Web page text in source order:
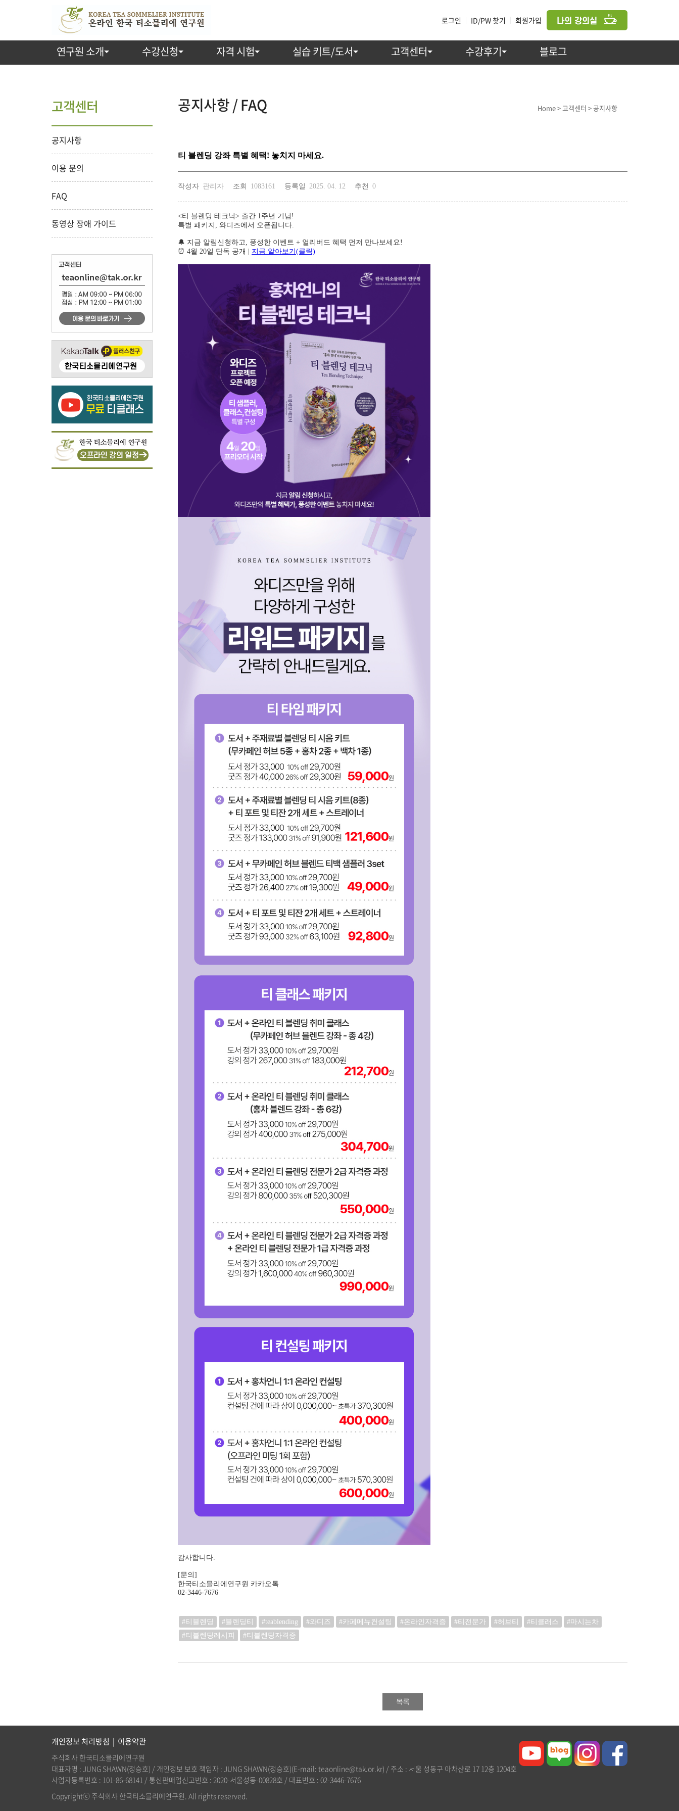
로그인 ID/PW 찾기 회원가입
연구원 소개 수강신청 자격 시험 실습 키트/도서 고객센터 수강후기 블로그
공지사항 / FAQ 고객센터 > 공지사항
티 블렌딩 강좌 특별 혜택! 놓치지 마세요.
작성자 관리자 조회 1083161 등록일 2025. 04. 12 추천 0
<티 블렌딩 테크닉> 출간 1주년 기념!
특별 패키지, 와디즈에서 오픈됩니다.
🔔 지금 알림신청하고, 풍성한 이벤트 + 얼리버드 혜택 먼저 만나보세요!
⏰ 4월 20일 단독 공개 | 지금 알아보기(클릭)
감사합니다.
[문의]
한국티소믈리에연구원 카카오톡
02-3446-7676
#티블렌딩 #블렌딩티 #teablending #와디즈 #카페메뉴컨설팅 #온라인자격증 #티전문가 #허브티 #티클래스
#마시는차
#티블렌딩레시피
#티블렌딩자격증
목록
고객센터
공지사항
이용 문의
FAQ
동영상 장애 가이드
개인정보 처리방침 | 이용약관
주식회사 한국티소믈리에연구원
대표자명 : JUNG SHAWN(정승호) / 개인정보 보호 책임자 : JUNG SHAWN(정승호)(E-mail: teaonline@tak.or.kr) / 주소 : 서울 성동구 아차산로 17 12층 1204호
사업자등록번호 : 101-86-68141 / 통신판매업신고번호 : 2020-서울성동-00828호 / 대표번호 : 02-3446-7676
Copyrightⓒ 주식회사 한국티소믈리에연구원. All rights reserved.